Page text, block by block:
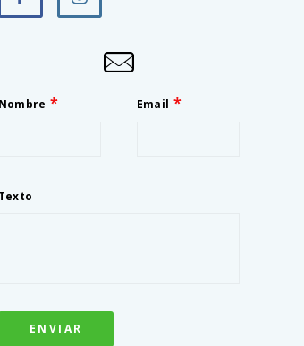
Nombre Email
Texto
ENVIAR